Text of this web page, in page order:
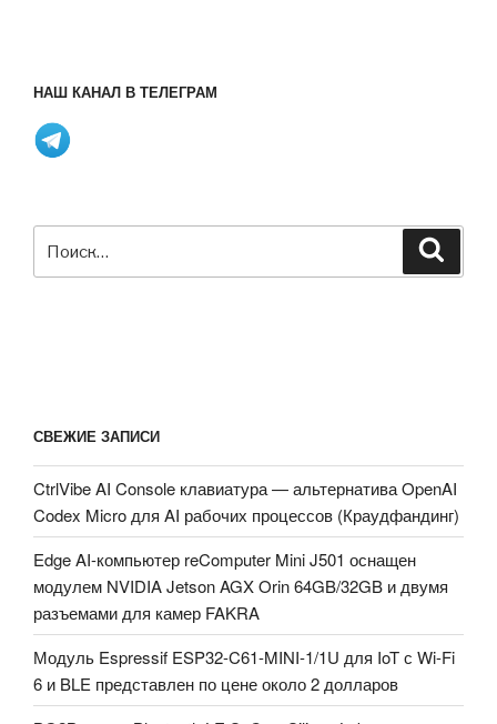
НАШ КАНАЛ В ТЕЛЕГРАМ
СВЕЖИЕ ЗАПИСИ
CtrlVibe AI Console клавиатура — альтернатива OpenAI
Codex Micro для AI рабочих процессов (Краудфандинг)
Edge AI-компьютер reComputer Mini J501 оснащен
модулем NVIDIA Jetson AGX Orin 64GB/32GB и двумя
разъемами для камер FAKRA
Модуль Espressif ESP32-C61-MINI-1/1U для IoT с Wi-Fi
6 и BLE представлен по цене около 2 долларов